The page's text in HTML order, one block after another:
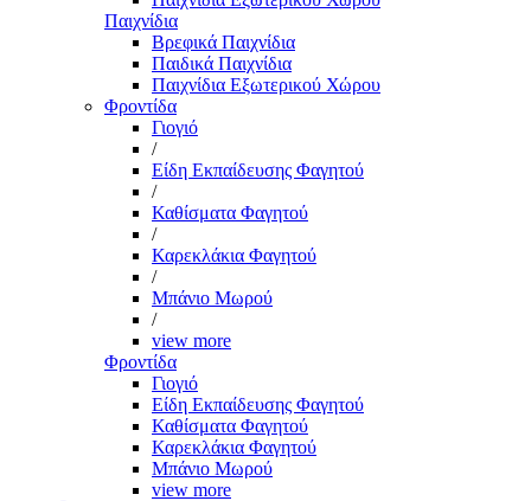
Παιχνίδια
Βρεφικά Παιχνίδια
Παιδικά Παιχνίδια
Παιχνίδια Εξωτερικού Χώρου
Φροντίδα
Γιογιό
/
Είδη Εκπαίδευσης Φαγητού
/
Καθίσματα Φαγητού
/
Καρεκλάκια Φαγητού
/
Μπάνιο Μωρού
/
view more
Φροντίδα
Γιογιό
Είδη Εκπαίδευσης Φαγητού
Καθίσματα Φαγητού
Καρεκλάκια Φαγητού
Μπάνιο Μωρού
view more